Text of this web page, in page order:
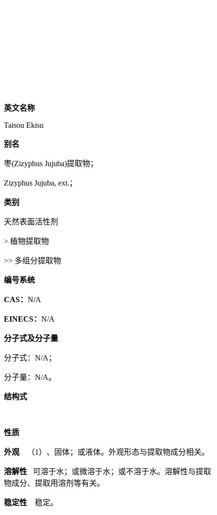
英文名称
Taisou Ekisu
别名
枣(Zizyphus Jujuba)提取物；
Zizyphus Jujuba, ext.；
类别
天然表面活性剂
> 植物提取物
>> 多组分提取物
编号系统
CAS： N/A
EINECS： N/A
分子式及分子量
分子式：N/A；
分子量：N/A。
结构式
性质
外观 （1）、固体；或液体。外观形态与提取物成分相关。
溶解性 可溶于水；或微溶于水；或不溶于水。溶解性与提取
物成分、提取用溶剂等有关。
稳定性 稳定。